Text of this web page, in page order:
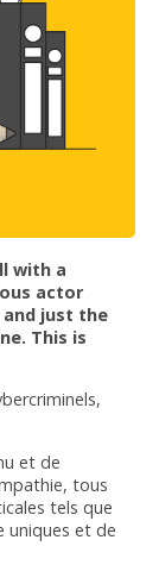
with a
actor
just the
This is
et de
tous
tels que
uniques et de